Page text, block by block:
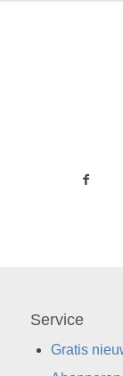
Service
Gratis